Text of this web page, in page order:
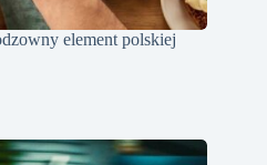
element polskiej